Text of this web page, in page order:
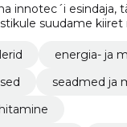
innotec´i esindaja,
suudame kiiret
üle kogu Eesti
energia- ja
seadmed ja